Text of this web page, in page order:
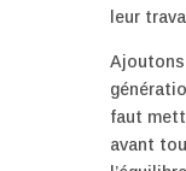
leur
Ajoutons
faut
avant